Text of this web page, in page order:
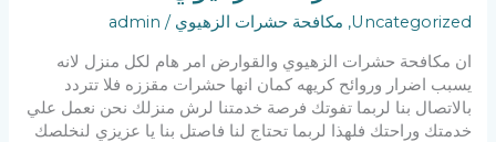
Uncategorized
, مكافحة حشرات الزهيوي /
admin
ان مكافحة حشرات الزهيوي والقوارض امر هام لكل منزل لانه
يسبب اضرار وروائح كريهه كمان انها حشرات مقززه فلا تتردد
بالاتصال بنا لربما تفوتك فرصة خدمتنا لرش منزلك نحن نعمل علي
خدمتك وراحتك فلهذا لربما تحتاج لنا فاصتل بنا يا عزيزي لنخلصك